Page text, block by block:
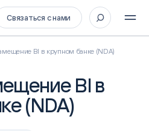
Связаться с нами
BI в крупном банке (NDA)
BI в
(NDA)